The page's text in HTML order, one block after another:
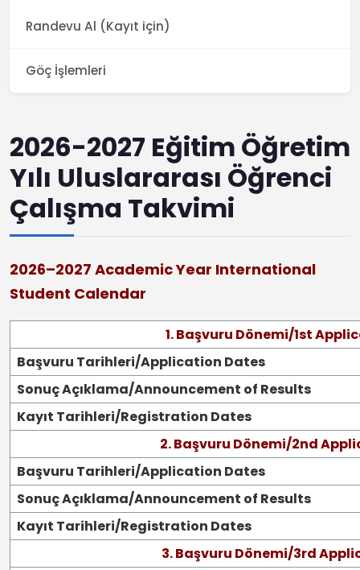
Randevu Al (Kayıt için)
Göç İşlemleri
2026-2027 Eğitim Öğretim
Yılı Uluslararası Öğrenci
Çalışma Takvimi
2026–2027 Academic Year International
Student Calendar
1. Başvuru Dönemi/1st
Başvuru Tarihleri/Application Dates
Sonuç Açıklama/Announcement of Results
Kayıt Tarihleri/Registration Dates
2. Başvuru Dönemi/2nd
Başvuru Tarihleri/Application Dates
Sonuç Açıklama/Announcement of Results
Kayıt Tarihleri/Registration Dates
3. Başvuru Dönemi/3rd